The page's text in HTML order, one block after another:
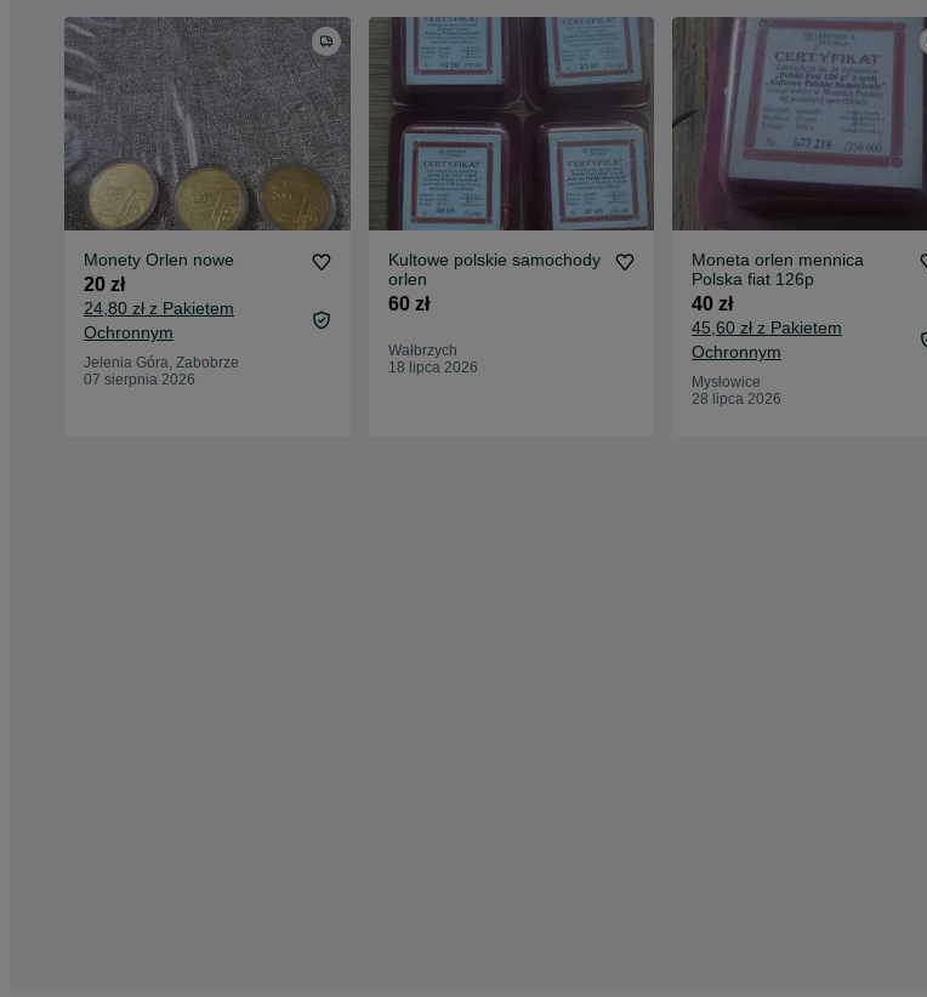
Monety Orlen nowe
20 zł
24,80 zł z Pakietem
Ochronnym
Jelenia Góra, Zabobrze
07 sierpnia 2026
Kultowe polskie samochody
orlen
60 zł
Wałbrzych
18 lipca 2026
Moneta orlen mennica
Polska fiat 126p
40 zł
45,60 zł z Pakietem
Ochronnym
Mysłowice
28 lipca 2026